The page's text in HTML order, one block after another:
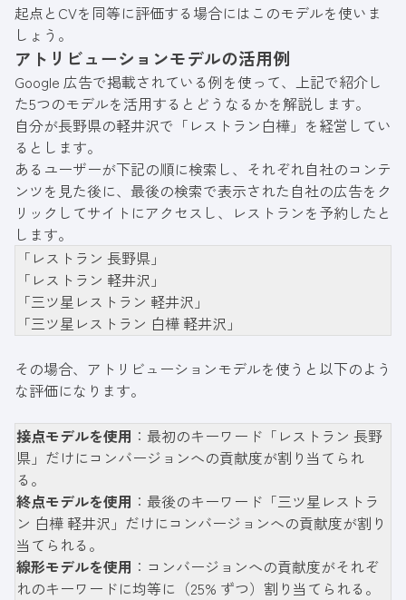
起点とCVを同等に評価する場合にはこのモデルを使いま
しょう。
アトリビューションモデルの活用例
Google 広告で掲載されている例を使って、上記で紹介し
た5つのモデルを活用するとどうなるかを解説します。
自分が長野県の軽井沢で「レストラン白樺」を経営してい
るとします。
あるユーザーが下記の順に検索し、それぞれ自社のコンテ
ンツを見た後に、最後の検索で表示された自社の広告をク
リックしてサイトにアクセスし、レストランを予約したと
します。
「レストラン 長野県」
「レストラン 軽井沢」
「三ツ星レストラン 軽井沢」
「三ツ星レストラン 白樺 軽井沢」
その場合、アトリビューションモデルを使うと以下のよう
な評価になります。
接点モデルを使用 ：最初のキーワード「レストラン 長野
県」だけにコンバージョンへの貢献度が割り当てられ
る。
終点モデルを使用 ：最後のキーワード「三ツ星レストラ
ン 白樺 軽井沢」だけにコンバージョンへの貢献度が割り
当てられる。
線形モデルを使用 ：コンバージョンへの貢献度がそれぞ
れのキーワードに均等に（25% ずつ）割り当てられる。